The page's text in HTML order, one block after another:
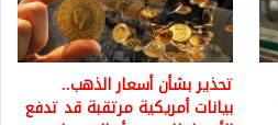
تحذير بشأن أسعار الذهب..
بيانات أمريكية مرتقبة قد تدفع